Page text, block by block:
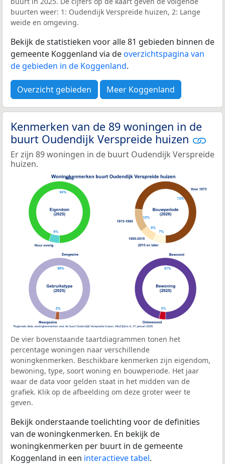
buurten weer: 1: Oudendijk Verspreide huizen, 2: Lange
weide en omgeving.
Bekijk de statistieken voor alle 81 gebieden binnen de
gemeente Koggenland via deoverzichtspagina van
de gebieden in de Koggenland.
Overzicht gebieden Meer Koggenland
Kenmerken van de 89 woningen in de
buurt Oudendijk Verspreide huizen
Er zijn 89 woningen in de buurt Oudendijk Verspreide
huizen.
De vier bovenstaande taartdiagrammen tonen het
percentage woningen naar verschillende
woningkenmerken. Beschikbare kenmerken zijn eigendom,
bewoning, type, soort woning en bouwperiode. Het jaar
waar de data voor gelden staat in het midden van de
grafiek. Klik op de afbeelding om deze groter weer te
geven.
Bekijk onderstaande toelichting voor de definities
van de woningkenmerken. En bekijk de
woningkenmerken per buurt in de gemeente
Koggenland in een interactieve tabel.